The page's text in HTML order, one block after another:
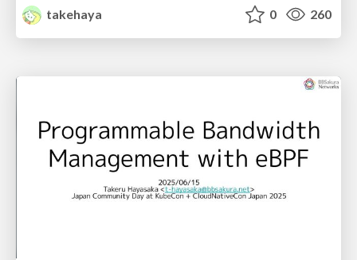
takehaya
0 260